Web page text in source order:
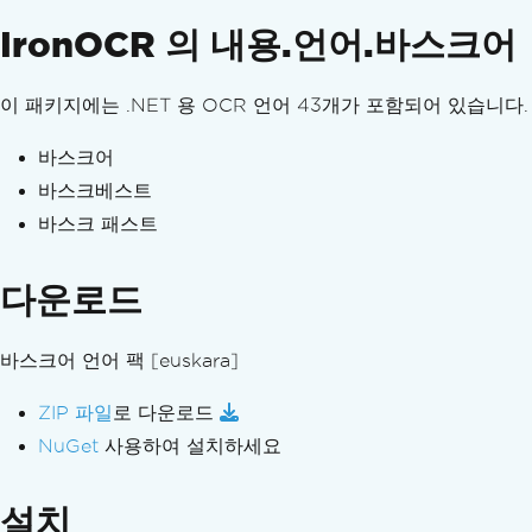
IronOCR 유틸리티
OCR 영역 좌표
광학 마크 인식 (OMR)
문제 해결 가이드
Visual Studio용 Visual C++ 재배포 가능 패키지
IronOCR에 라이선스 키를 적용하세요
OcrResult 클래스에서 X 및 Y 좌표가 변경됩니다.
다양한 이미지 처리 기법을 적용하여 이미지를 저
신분증
로컬 머신에서 Azure Functions 프로젝트 디버
IronOCR 의 내용.언어.바스크어
이 패키지에는 .NET 용 OCR 언어 43개가 포함되어 있습니다.
바스크어
바스크베스트
바스크 패스트
다운로드
바스크어 언어 팩 [euskara]
ZIP 파일 로 다운로드
NuGet 사용하여 설치하세요
설치